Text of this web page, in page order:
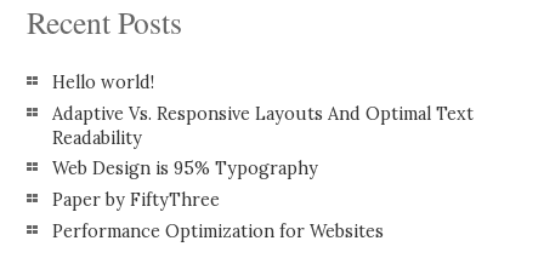
Recent Posts
Hello world!
Adaptive Vs. Responsive Layouts And Optimal Text
Readability
Web Design is 95% Typography
Paper by FiftyThree
Performance Optimization for Websites